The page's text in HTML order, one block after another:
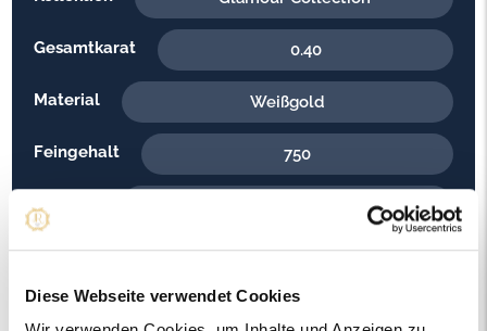
Diese Webseite verwendet Cookies
Gesamtkarat 0.40
Material Weißgold
Feingehalt 750
Gewicht
Steinfarbe
Steinqualität